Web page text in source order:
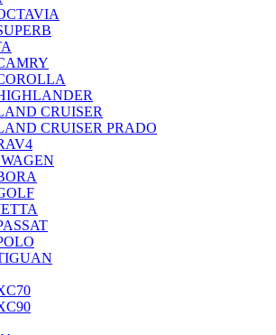
CRUISER
CRUISER PRADO